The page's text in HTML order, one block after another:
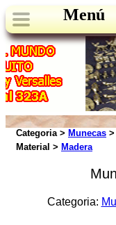
Menú
Categoria > Munecas >
Material > Madera
Categoria: